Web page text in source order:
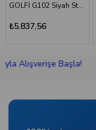
GOLFİ G102 Siyah Standart Tekerlekli Sandalye
₺5.837,56
Başla!